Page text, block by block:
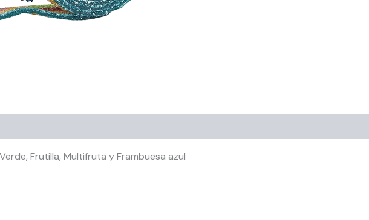
Frutilla, Multifruta y Frambuesa azul